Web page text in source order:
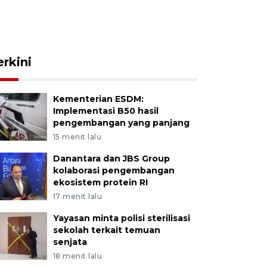
Kementerian ESDM:
Implementasi B50 hasil
pengembangan yang panjang
15 menit lalu
Danantara dan JBS Group
kolaborasi pengembangan
ekosistem protein RI
17 menit lalu
Yayasan minta polisi sterilisasi
sekolah terkait temuan
senjata
18 menit lalu